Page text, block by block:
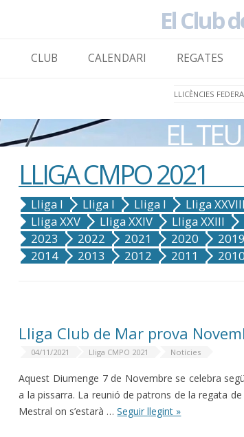
El Club
CLUB CALENDARI REGATES
LLICÈNCIES
EL
LLIGA CMPO 2021
Lliga I Lliga I Lliga I Lliga XXVIII
Lliga XXV
Lliga XXIV Lliga XXIII
2023
2022 2021 2020 2019
2014
2013 2012 2011 2010
Lliga Club de Mar prova
04/11/2021 Lliga CMPO 2021 Notícies
Aquest Diumenge 7 de Novembre se celebra
a la pissarra. La reunió de patrons de la regata
Mestral on s’estarà …Seguir llegint »